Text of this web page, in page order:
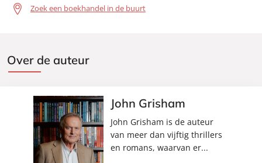
Zoek een boekhandel in de buurt
Over de auteur
John Grisham
John Grisham is de auteur
van meer dan vijftig thrillers
en romans, waarvan er...